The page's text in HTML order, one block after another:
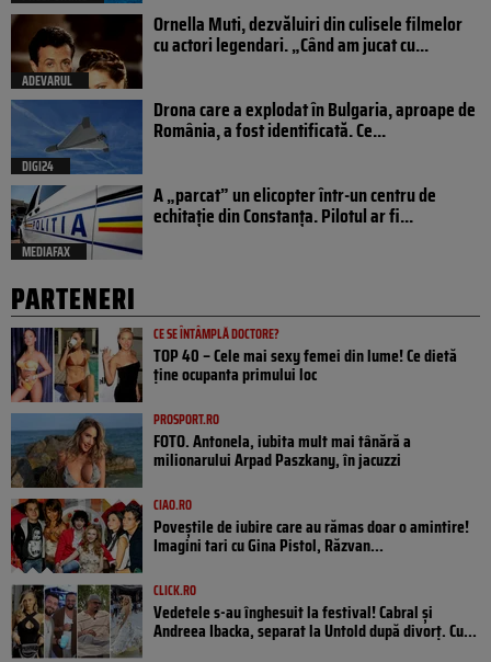
ADEVARUL
Ornella Muti, dezvăluiri din culisele filmelor
cu actori legendari. „Când am jucat cu...
DIGI24
Drona care a explodat în Bulgaria, aproape de
România, a fost identificată. Ce...
MEDIAFAX
A „parcat” un elicopter într-un centru de
echitație din Constanța. Pilotul ar fi...
PARTENERI
CE SE ÎNTÂMPLĂ DOCTORE?
TOP 40 – Cele mai sexy femei din lume! Ce dietă
ține ocupanta primului loc
PROSPORT.RO
FOTO. Antonela, iubita mult mai tânără a
milionarului Arpad Paszkany, în jacuzzi
CIAO.RO
Poveştile de iubire care au rămas doar o amintire!
Imagini tari cu Gina Pistol, Răzvan...
CLICK.RO
Vedetele s-au înghesuit la festival! Cabral și
Andreea Ibacka, separat la Untold după divorț. Cu...